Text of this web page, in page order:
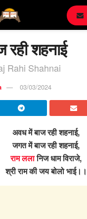
शहनाई
Rahi Shahnai
03/03/2024
अवध में बाज रही शहनाई,
जगत में बाज रही शहनाई,
राम ललानिज धाम विराजे,
श्री राम की जय बोलो भाई।।